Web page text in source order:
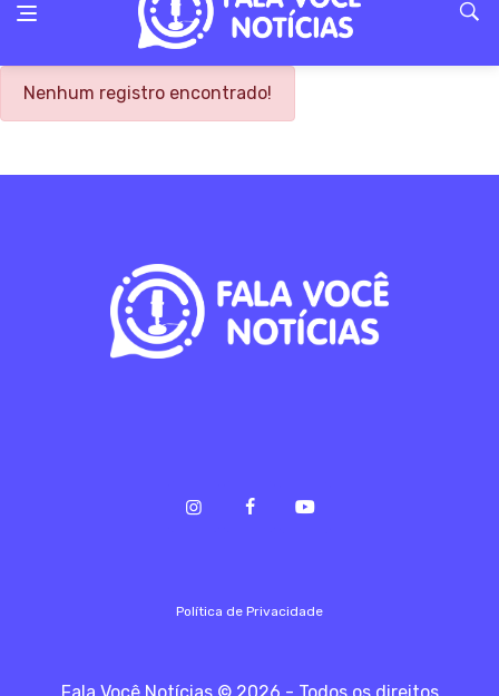
Nenhum registro encontrado!
Política de Privacidade